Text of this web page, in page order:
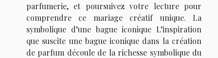
parfumerie, et poursuivez votre lecture pour
comprendre ce mariage créatif unique. La
symbolique d’une bague iconique L’inspiration
que suscite une bague iconique dans la création
de parfum découle de la richesse symbolique du